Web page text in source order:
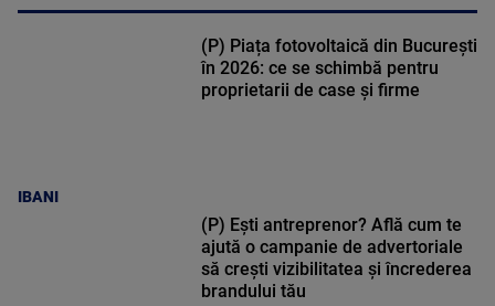
IBANI
(P) Piața fotovoltaică din București
în 2026: ce se schimbă pentru
proprietarii de case și firme
(P) Ești antreprenor? Află cum te
ajută o campanie de advertoriale
să crești vizibilitatea și încrederea
brandului tău